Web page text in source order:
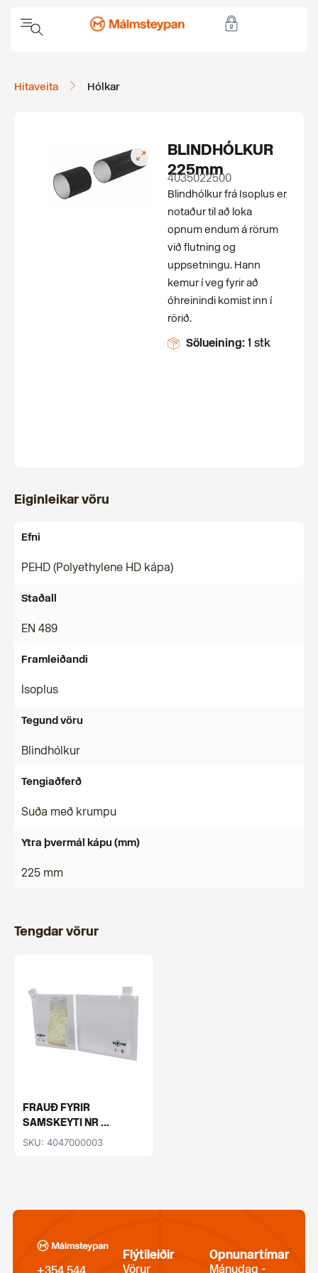
Hitaveita Hólkar
BLINDHÓLKUR
225mm
4035022500
Blindhólkur frá Isoplus er
notaður til að loka
opnum endum á rörum
við flutning og
uppsetningu. Hann
kemur í veg fyrir að
óhreinindi komist inn í
rörið.
Sölueining:1 stk
Eiginleikar vöru
Efni
PEHD (Polyethylene HD kápa)
Staðall
EN 489
Framleiðandi
Isoplus
Tegund vöru
Blindhólkur
Tengiaðferð
Suða með krumpu
Ytra þvermál kápu (mm)
225 mm
Tengdar vörur
FRAUÐ FYRIR
SAMSKEYTI NR ...
SKU: 4047000003
Flýtileiðir
Vörur
Opnunartímar
Mánudag -